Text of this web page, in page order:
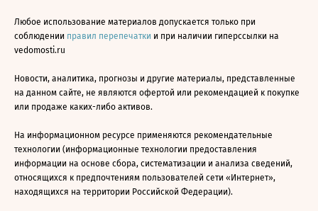
Любое использование материалов допускается только при
соблюдении правил перепечатки и при наличии гиперссылки на
vedomosti.ru
Новости, аналитика, прогнозы и другие материалы, представленные
на данном сайте, не являются офертой или рекомендацией к покупке
или продаже каких-либо активов.
На информационном ресурсе применяются рекомендательные
технологии (информационные технологии предоставления
информации на основе сбора, систематизации и анализа сведений,
относящихся к предпочтениям пользователей сети «Интернет»,
находящихся на территории Российской Федерации).